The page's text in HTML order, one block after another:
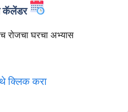
कॅलेंडर
रोजचा घरचा अभ्यास
क्लिक करा